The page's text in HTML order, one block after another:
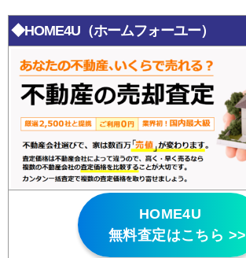
◆HOME4U（ホームフォーユー）
HOME4U
無料査定はこちら >>